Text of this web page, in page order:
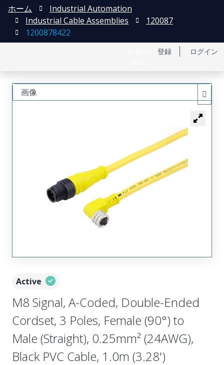
登録 ログイン
ホーム
Industrial Automation
Industrial Cable Assemblies
120087
1200878422
Active
M8 Signal, A-Coded, Double-Ended
Cordset, 3 Poles, Female (90°) to
Male (Straight), 0.25mm² (24AWG),
Black PVC Cable, 1.0m (3.28')
画像